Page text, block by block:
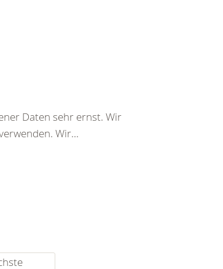
Daten sehr ernst. Wir
Wir...